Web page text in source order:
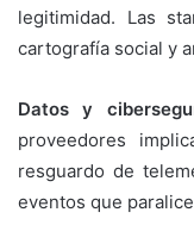
legitimidad. Las
cartografía social y
Datos y
proveedores
resguardo de
eventos que